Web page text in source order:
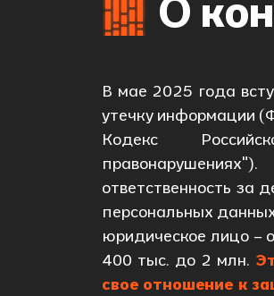
О
В мае 2025 года
утечку информации
Кодекс
ответственность за
персональных
юридическое лицо –
400 тыс. до 2 млн.
свое отношение к